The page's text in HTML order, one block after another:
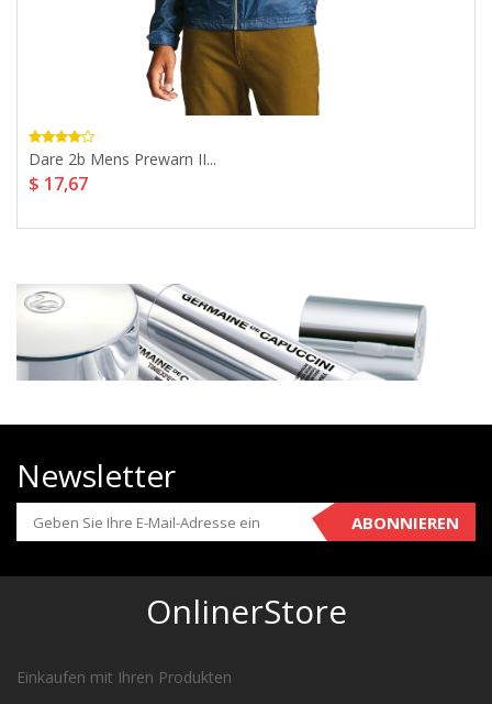
Dare 2b Mens Prewarn II...
$ 17,67
Newsletter
ABONNIEREN
OnlinerStore
Einkaufen mit Ihren Produkten